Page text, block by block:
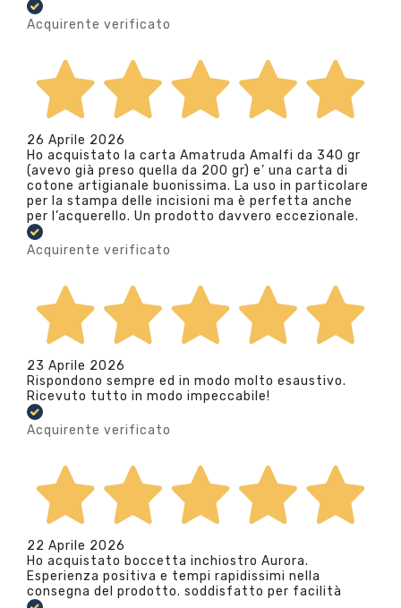
Acquirente verificato
26 Aprile 2026
Ho acquistato la carta Amatruda Amalfi da 340 gr
(avevo già preso quella da 200 gr) e’ una carta di
cotone artigianale buonissima. La uso in particolare
per la stampa delle incisioni ma è perfetta anche
per l’acquerello. Un prodotto davvero eccezionale.
Acquirente verificato
23 Aprile 2026
Rispondono sempre ed in modo molto esaustivo.
Ricevuto tutto in modo impeccabile!
Acquirente verificato
22 Aprile 2026
Ho acquistato boccetta inchiostro Aurora.
Esperienza positiva e tempi rapidissimi nella
consegna del prodotto. soddisfatto per facilità